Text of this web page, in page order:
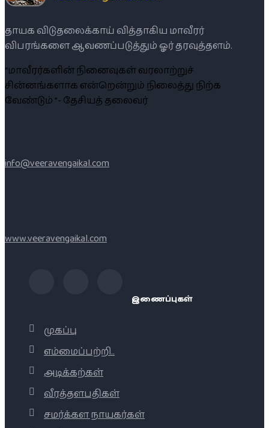
தாயக விடுதலைக்காய் வித்தாகிய மாவீரர்
விபரங்களை ஆவணப்படுத்தும் ஓர் தரவுத்தளம்.
“மாவீரர்களின் நினைவுகள் வரலாற்றுச்
சின்னங்களாக என்றென்றும் நிலைத்து நிற்க
வேண்டும் ”- தேசியத் தலைவர்
info@veeravengaikal.com
www.veeravengaikal.com
இணைப்புகள்
முகப்பு
எம்மைப்பற்றி..
அடிக்கற்கள்
வீரத்தளபதிகள்
சமர்க்கள நாயகர்கள்